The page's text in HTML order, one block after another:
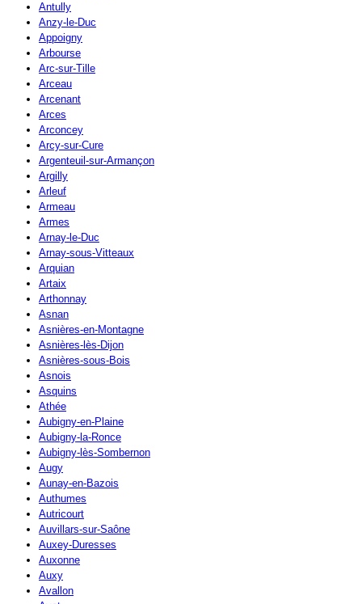
Antully
Anzy-le-Duc
Appoigny
Arbourse
Arc-sur-Tille
Arceau
Arcenant
Arces
Arconcey
Arcy-sur-Cure
Argenteuil-sur-Armançon
Argilly
Arleuf
Armeau
Armes
Arnay-le-Duc
Arnay-sous-Vitteaux
Arquian
Artaix
Arthonnay
Asnan
Asnières-en-Montagne
Asnières-lès-Dijon
Asnières-sous-Bois
Asnois
Asquins
Athée
Aubigny-en-Plaine
Aubigny-la-Ronce
Aubigny-lès-Sombernon
Augy
Aunay-en-Bazois
Authumes
Autricourt
Auvillars-sur-Saône
Auxey-Duresses
Auxonne
Auxy
Avallon